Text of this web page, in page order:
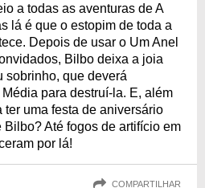
a todas as aventuras de A
lá é que o estopim de toda a
Depois de usar o Um Anel
Bilbo deixa a joia
sobrinho, que deverá
para destruí-la. E, além
uma festa de aniversário
Até fogos de artifício em
por lá!
COMPARTILHAR